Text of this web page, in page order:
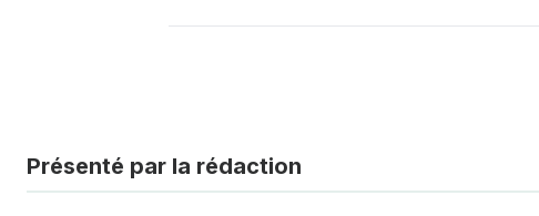
Présenté par la rédaction